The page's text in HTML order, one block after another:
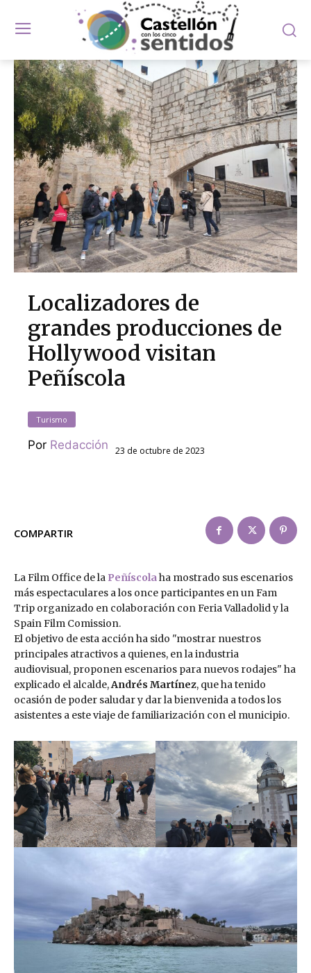
Localizadores de
grandes producciones de
Hollywood visitan
Peñíscola
Turismo
Por Redacción 23 de octubre de 2023
COMPARTIR
La Film Office de la Peñíscolaha mostrado sus escenarios
más espectaculares a los once participantes en un Fam
Trip organizado en colaboración con Feria Valladolid y la
Spain Film Comission.
El objetivo de esta acción ha sido "mostrar nuestros
principales atractivos a quienes, en la industria
audiovisual, proponen escenarios para nuevos rodajes" ha
explicado el alcalde,Andrés Martínez, que ha tenido
ocasión de poder saludar y dar la bienvenida a todos los
asistentes a este viaje de familiarización con el municipio.